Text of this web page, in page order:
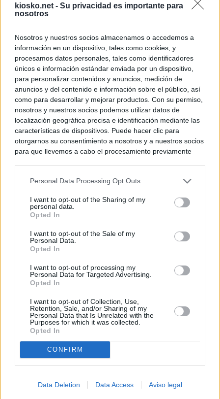
kiosko.net - Su privacidad es importante para
nosotros
Nosotros y nuestros socios almacenamos o accedemos a
información en un dispositivo, tales como cookies, y
procesamos datos personales, tales como identificadores
únicos e información estándar enviada por un dispositivo,
para personalizar contenidos y anuncios, medición de
anuncios y del contenido e información sobre el público, así
como para desarrollar y mejorar productos. Con su permiso,
nosotros y nuestros socios podemos utilizar datos de
localización geográfica precisa e identificación mediante las
características de dispositivos. Puede hacer clic para
otorgarnos su consentimiento a nosotros y a nuestros socios
para que llevemos a cabo el procesamiento previamente
negar su consentimiento. Tenga en cuenta que algún
de su consentimiento, pero usted tiene el derecho de
rechazar tal procesamiento. Sus preferencias se aplicarán
cualquier momento entrando de nuevo en este sitio web o
visitando nuestra política de privacidad.
Personal Data Processing Opt Outs
I want to opt-out of the Sharing of my
personal data.
Opted In
I want to opt-out of the Sale of my
Personal Data.
Opted In
I want to opt-out of processing my
Personal Data for Targeted Advertising.
Opted In
I want to opt-out of Collection, Use,
Retention, Sale, and/or Sharing of my
Personal Data that Is Unrelated with the
Purposes for which it was collected.
Opted In
CONFIRM
Data Deletion Data Access Aviso legal